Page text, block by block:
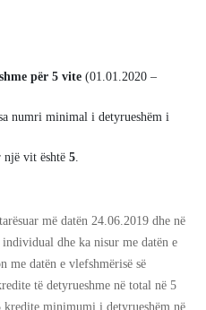
për 5 vite (01.01.2020 –
numri minimal i detyrueshëm i
një vit është 5.
më datën 24.06.2019 dhe në
dhe ka nisur me datën e
me datën e vlefshmërisë së
të detyrueshme në total në 5
minimumi i detyrueshëm në